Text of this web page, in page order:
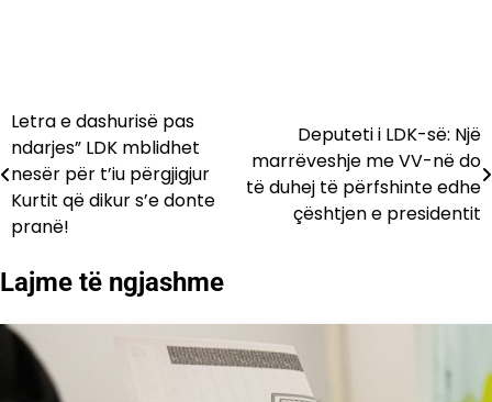
Lëvizje
te
postimet
Letra e dashurisë pas
ndarjes” LDK mblidhet
nesër për t’iu përgjigjur
Kurtit që dikur s’e donte
pranë!
Deputeti i LDK-së: Një
marrëveshje me VV-në do
të duhej të përfshinte edhe
çështjen e presidentit
Lajme të ngjashme